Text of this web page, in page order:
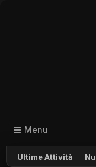
Menu
Ultime Attività